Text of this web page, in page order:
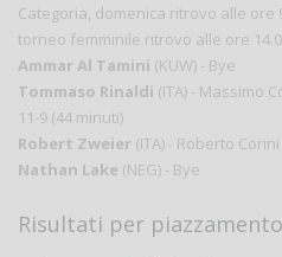
Categoria, domenica ritrovo alle ore
torneo femminile ritrovo alle ore
Ammar Al Tamini (KUW) - Bye
Tommaso Rinaldi (ITA) - Massimo
11-9 (44 minuti)
Robert Zweier (ITA) - Roberto
Nathan Lake (NEG) - Bye
Risultati per piazzamento